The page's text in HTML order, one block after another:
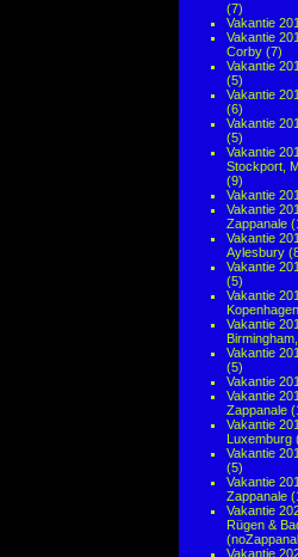
(7)
Vakantie
Vakantie
Corby (7)
Vakantie
(5)
Vakantie
(6)
Vakantie
(5)
Vakantie
Stockport,
(9)
Vakantie
Vakantie
Zappanale
Vakantie
Aylesbury
Vakantie
(5)
Vakantie
Kopenhagen
Vakantie
Vakantie
(5)
Vakantie
Vakantie
Zappanale
Vakantie
Luxemburg
Vakantie
(5)
Vakantie
Zappanale
Vakantie
Rügen &
Vakantie